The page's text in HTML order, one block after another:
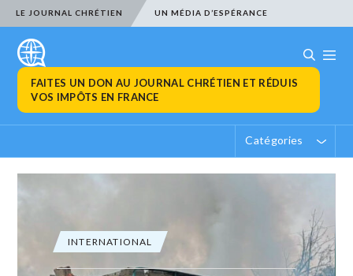
LE JOURNAL CHRÉTIEN UN MÉDIA D’ESPÉRANCE
FAITES UN DON AU JOURNAL CHRÉTIEN ET RÉDUIS
VOS IMPÔTS EN FRANCE
Catégories
ECONOMIE